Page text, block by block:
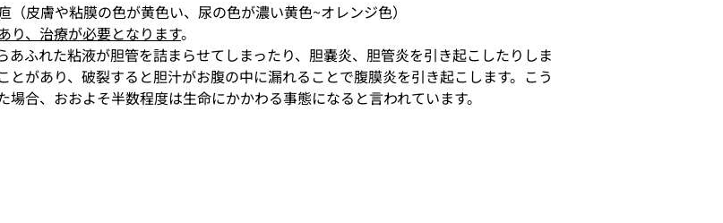
（皮膚や粘膜の色が黄色い、尿の色が濃い黄色~オレンジ色）
り、治療が必要となります。
ふれた粘液が胆管を詰まらせてしまったり、胆嚢炎、胆管炎を引き起こしたりしま
があり、破裂すると胆汁がお腹の中に漏れることで腹膜炎を引き起こします。こう
合、おおよそ半数程度は生命にかかわる事態になると言われています。